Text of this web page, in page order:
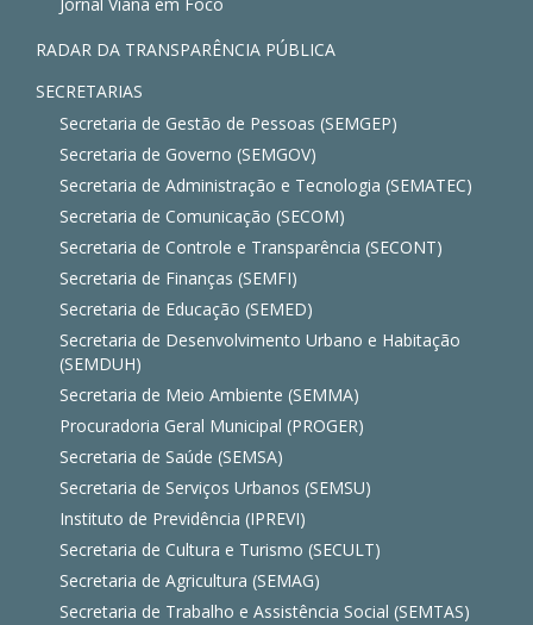
Jornal Viana em Foco
RADAR DA TRANSPARÊNCIA PÚBLICA
SECRETARIAS
Secretaria de Gestão de Pessoas (SEMGEP)
Secretaria de Governo (SEMGOV)
Secretaria de Administração e Tecnologia (SEMATEC)
Secretaria de Comunicação (SECOM)
Secretaria de Controle e Transparência (SECONT)
Secretaria de Finanças (SEMFI)
Secretaria de Educação (SEMED)
Secretaria de Desenvolvimento Urbano e Habitação
(SEMDUH)
Secretaria de Meio Ambiente (SEMMA)
Procuradoria Geral Municipal (PROGER)
Secretaria de Saúde (SEMSA)
Secretaria de Serviços Urbanos (SEMSU)
Instituto de Previdência (IPREVI)
Secretaria de Cultura e Turismo (SECULT)
Secretaria de Agricultura (SEMAG)
Secretaria de Trabalho e Assistência Social (SEMTAS)